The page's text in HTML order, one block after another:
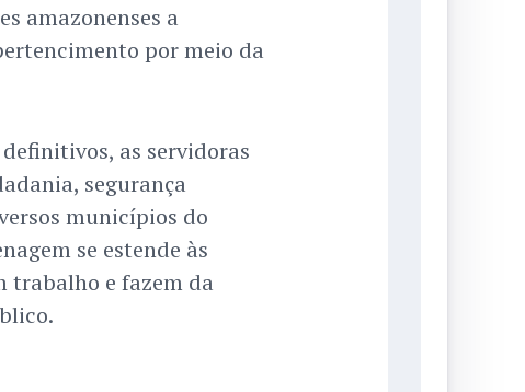
amazonenses a
por meio da
as servidoras
segurança
municípios do
se estende às
trabalho e fazem da